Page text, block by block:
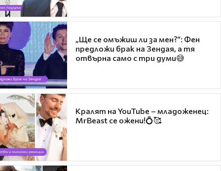
„Ще се омъжиш ли за мен?“: Фен
предложи брак на Зендая, а тя
отвърна само с три думи😅
Кралят на YouTube – младоженец:
MrBeast се ожени!💍🥰